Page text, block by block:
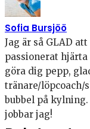
Sofia Bursjöö
Jag är så GLAD
passionerat
göra dig pepp,
tränare/
bubbel på
jobbar jag!